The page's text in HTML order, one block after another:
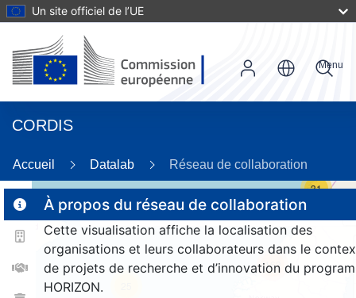
Un site officiel de l’UE
CORDIS
Menu
Accueil Datalab Réseau de collaboration
À propos du réseau de collaboration
Cette visualisation affiche la localisation des
organisations et leurs collaborateurs dans le
de projets de recherche et d’innovation du
HORIZON.
31
163